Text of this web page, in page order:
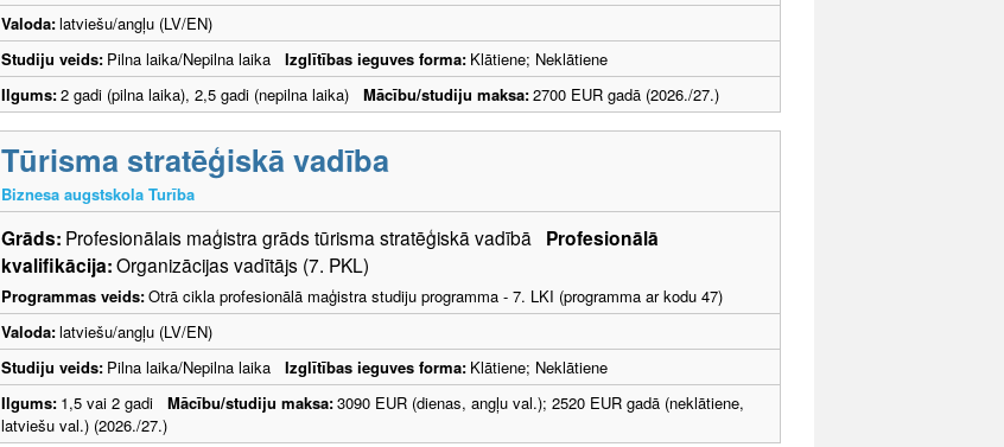
Valoda:latviešu/angļu (LV/EN)
Studiju veids: Pilna laika/Nepilna laika Izglītības ieguves forma: Klātiene; Neklātiene
Ilgums:2 gadi (pilna laika), 2,5 gadi (nepilna laika) Mācību/studiju maksa:2700 EUR gadā (2026./27.)
Tūrisma stratēģiskā vadība
Biznesa augstskola Turība
Grāds: Profesionālais maģistra grāds tūrisma stratēģiskā vadībā Profesionālā
kvalifikācija:Organizācijas vadītājs (7. PKL)
Programmas veids:Otrā cikla profesionālā maģistra studiju programma - 7. LKI (programma ar kodu 47)
Valoda:latviešu/angļu (LV/EN)
Studiju veids: Pilna laika/Nepilna laika Izglītības ieguves forma: Klātiene; Neklātiene
Ilgums: 1,5 vai 2 gadi Mācību/studiju maksa:3090 EUR (dienas, angļu val.); 2520 EUR gadā (neklātiene,
latviešu val.) (2026./27.)